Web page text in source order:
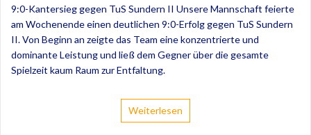
9:0-Kantersieg gegen TuS Sundern II Unsere Mannschaft feierte
am Wochenende einen deutlichen 9:0-Erfolg gegen TuS Sundern
II. Von Beginn an zeigte das Team eine konzentrierte und
dominante Leistung und ließ dem Gegner über die gesamte
Spielzeit kaum Raum zur Entfaltung.
Weiterlesen